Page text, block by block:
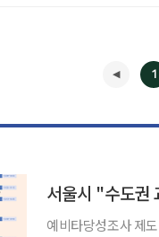
1
예비타당성조사 제도 개편 대응 위